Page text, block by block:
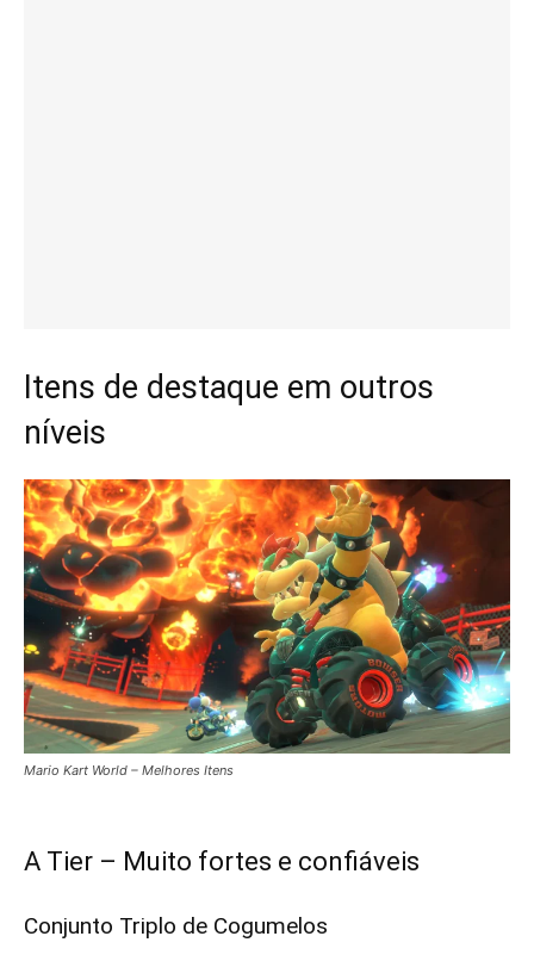
Itens de destaque em outros
níveis
Mario Kart World – Melhores Itens
A Tier – Muito fortes e confiáveis
Conjunto Triplo de Cogumelos